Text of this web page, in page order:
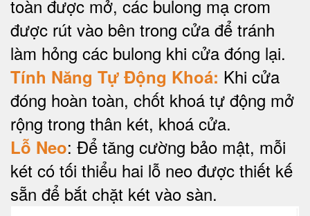
toàn được mở, các bulong mạ crom
được rút vào bên trong cửa để tránh
làm hỏng các bulong khi cửa đóng lại.
Tính Năng Tự Động Khoá: Khi cửa
đóng hoàn toàn, chốt khoá tự động mở
rộng trong thân két, khoá cửa.
Lỗ Neo: Để tăng cường bảo mật, mỗi
két có tối thiểu hai lỗ neo được thiết kế
sẵn để bắt chặt két vào sàn.